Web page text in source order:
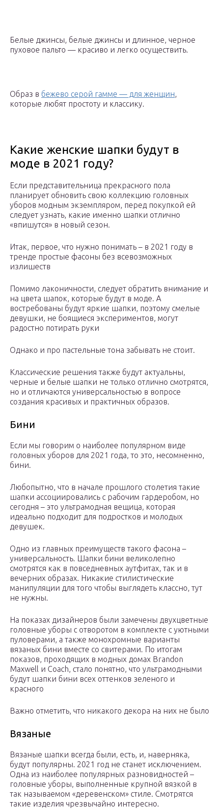
Белые джинсы, белые джинсы и длинное, черное
пуховое пальто — красиво и легко осуществить.
Образ в бежево серой гамме — для женщин,
которые любят простоту и классику.
Какие женские шапки будут в
моде в 2021 году?
Если представительница прекрасного пола
планирует обновить свою коллекцию головных
уборов модным экземпляром, перед покупкой ей
следует узнать, какие именно шапки отлично
«впишутся» в новый сезон.
Итак, первое, что нужно понимать – в 2021 году в
тренде простые фасоны без всевозможных
излишеств
Помимо лаконичности, следует обратить внимание и
на цвета шапок, которые будут в моде. А
востребованы будут яркие шапки, поэтому смелые
девушки, не боящиеся экспериментов, могут
радостно потирать руки
Однако и про пастельные тона забывать не стоит.
Классические решения также будут актуальны,
черные и белые шапки не только отлично смотрятся,
но и отличаются универсальностью в вопросе
создания красивых и практичных образов.
Бини
Если мы говорим о наиболее популярном виде
головных уборов для 2021 года, то это, несомненно,
бини.
Любопытно, что в начале прошлого столетия такие
шапки ассоциировались с рабочим гардеробом, но
сегодня – это ультрамодная вещица, которая
идеально подходит для подростков и молодых
девушек.
Одно из главных преимуществ такого фасона –
универсальность. Шапки бини великолепно
смотрятся как в повседневных аутфитах, так и в
вечерних образах. Никакие стилистические
манипуляции для того чтобы выглядеть классно, тут
не нужны.
На показах дизайнеров были замечены двухцветные
головные уборы с отворотом в комплекте с уютными
пуловерами, а также монохромные варианты
вязаных бини вместе со свитерами. По итогам
показов, проходящих в модных домах Brandon
Maxwell и Coach, стало понятно, что ультрамодными
будут шапки бини всех оттенков зеленого и
красного
Важно отметить, что никакого декора на них не было
Вязаные
Вязаные шапки всегда были, есть, и, наверняка,
будут популярны. 2021 год не станет исключением.
Одна из наиболее популярных разновидностей –
головные уборы, выполненные крупной вязкой в
так называемом «деревенском» стиле. Смотрятся
такие изделия чрезвычайно интересно.